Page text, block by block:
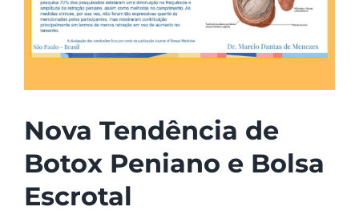
Nova Tendência de
Botox Peniano e Bolsa
Escrotal